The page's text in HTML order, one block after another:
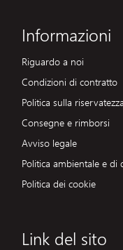
Informazioni
Riguardo a noi
Condizioni di contratto
Politica sulla riservatezza
Consegne e rimborsi
Avviso legale
Politica ambientale e di
Politica dei cookie
Link del sito